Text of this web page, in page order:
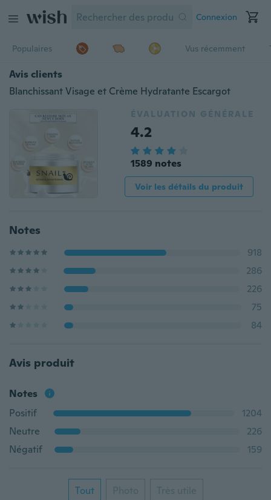
Connexion
Populaires Vus récemment
Avis clients
Blanchissant Visage et Crème Hydratante Escargot
ÉVALUATION GÉNÉRALE
4.2
1589 notes
Voir les détails du produit
Notes
918
286
226
75
84
Avis produit
Notes
Positif
1204
Neutre
226
Négatif
159
Tout Photo Très utile